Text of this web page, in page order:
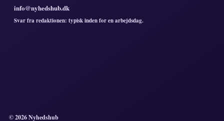
info@nyhedshub.dk
Svar fra redaktionen: typisk inden for en arbejdsdag.
© 2026 Nyhedshub